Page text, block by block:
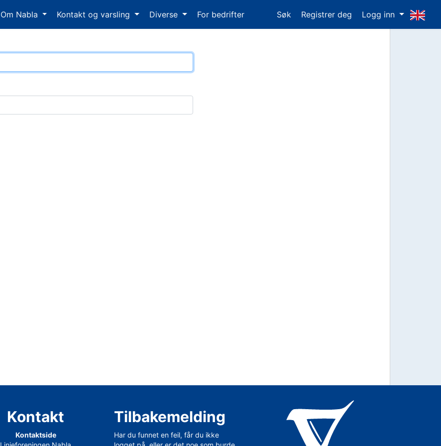
Om Nabla Kontakt og varsling Diverse For bedrifter Søk Registrer deg Logg inn
Kontakt
Kontaktside
Tilbakemelding
Har du funnet en feil, får du ikke